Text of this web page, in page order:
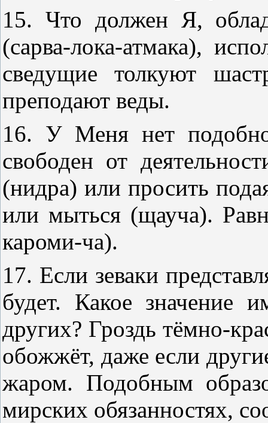
15. Что должен Я,
(сарва-лока-атмака),
сведущие толкуют
преподают веды.
16. У Меня нет
свободен от
(нидра) или просить
или мыться (щауча).
кароми-ча).
17. Если зеваки
будет. Какое значение
других? Гроздь тёмно-
обожжёт, даже если
жаром. Подобным
мирских обязанностях,